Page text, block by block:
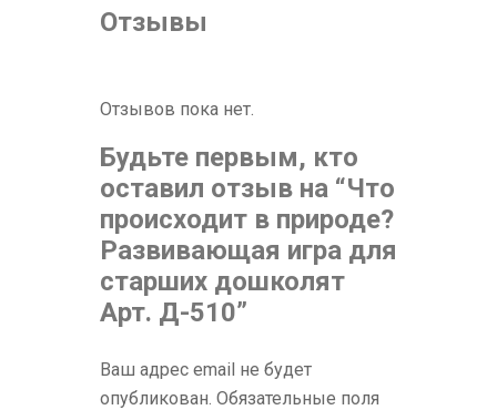
Отзывы
Отзывов пока нет.
Будьте первым, кто
оставил отзыв на “Что
происходит в природе?
Развивающая игра для
старших дошколят
Арт. Д-510”
Ваш адрес email не будет
опубликован. Обязательные поля